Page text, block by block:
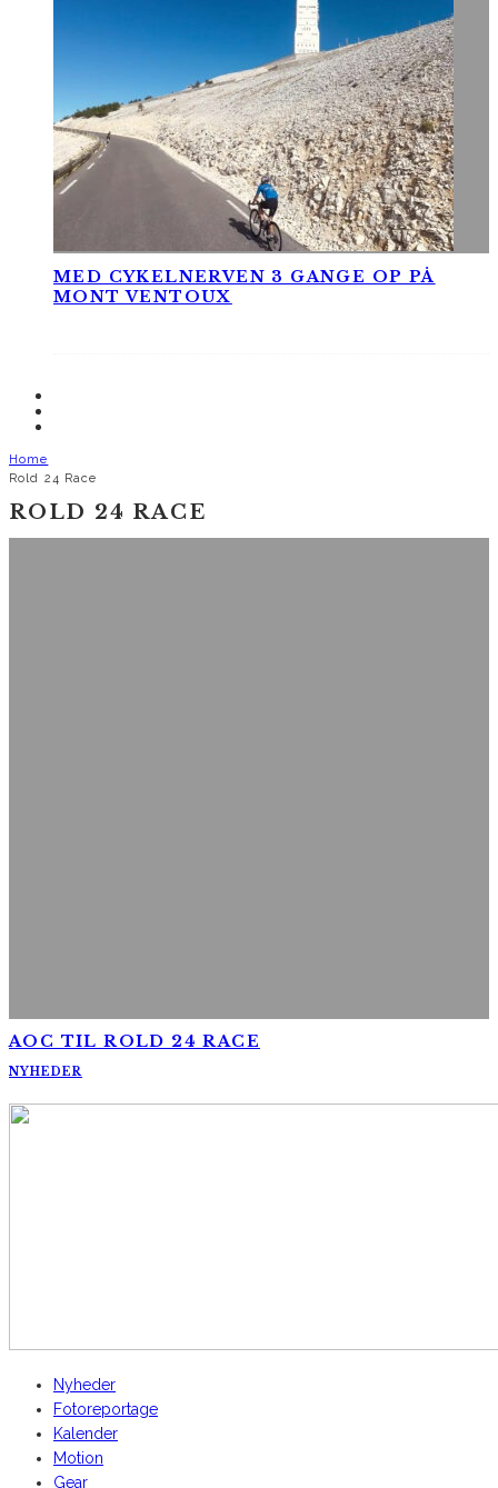
MED CYKELNERVEN 3 GANGE OP PÅ
MONT VENTOUX
Home
Rold 24 Race
ROLD 24 RACE
AOC TIL ROLD 24 RACE
NYHEDER
Nyheder
Fotoreportage
Kalender
Motion
Gear